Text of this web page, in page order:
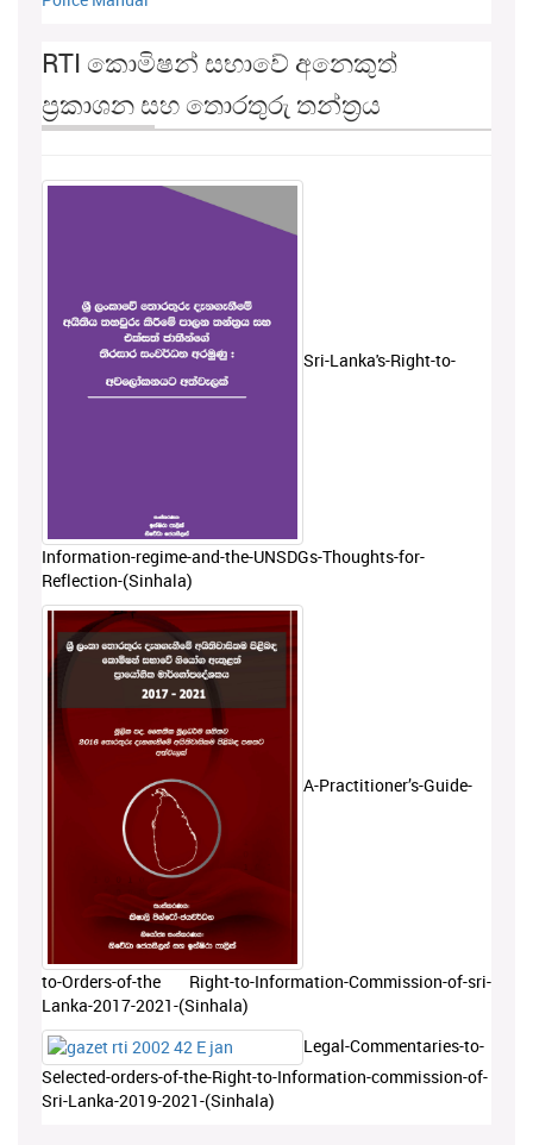
RTI කොමිෂන් සභාවේ අනෙකුත්
ප්‍රකාශන සහ තොරතුරු තන්ත්‍රය
Sri-Lanka's-Right-to-
Information-regime-and-the-UNSDGs-Thoughts-for-
Reflection-(Sinhala)
A-Practitioner’s-Guide-
to-Orders-of-the Right-to-Information-Commission-of-sri-
Lanka-2017-2021-(Sinhala)
Legal-Commentaries-to-
Selected-orders-of-the-Right-to-Information-commission-of-
Sri-Lanka-2019-2021-(Sinhala)